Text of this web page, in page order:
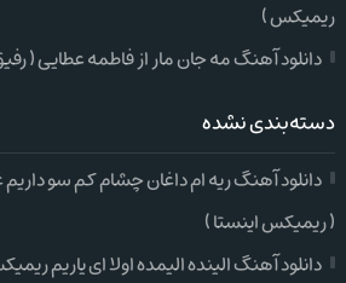
ریمیکس )
دانلود آهنگ مه جان مار از فاطمه عطایی (
دسته‌بندی نشده
دانلود آهنگ ریه ام داغان چشام کم سو
( ریمیکس اینستا )
دانلود آهنگ الینده الیمده اولا ای یاریم